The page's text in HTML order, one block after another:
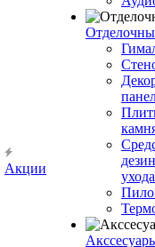
Акции
ухода